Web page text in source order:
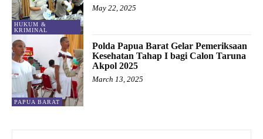
HUKUM &
KRIMINAL
May 22, 2025
PAPUA BARAT
Polda Papua Barat Gelar Pemeriksaan
Kesehatan Tahap I bagi Calon Taruna
Akpol 2025
March 13, 2025